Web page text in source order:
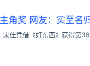
角奖 网友：实至名
宋佳凭借《好东西》获得第